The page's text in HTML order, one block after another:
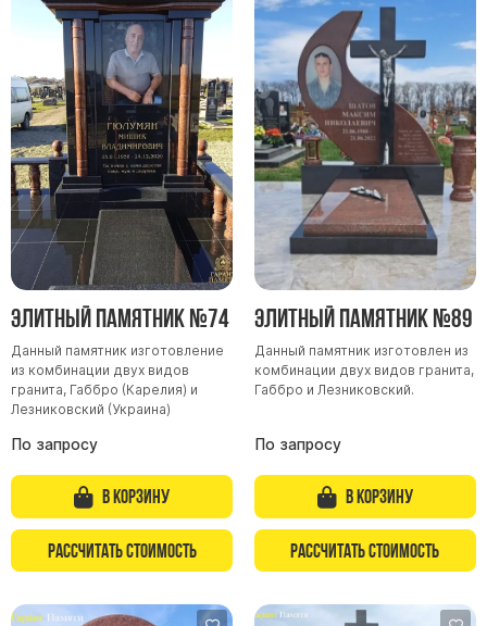
Элитный памятник №74
Данный памятник изготовление
из комбинации двух видов
гранита, Габбро (Карелия) и
Лезниковский (Украина)
По запросу
В корзину
Рассчитать стоимость
Элитный памятник №89
Данный памятник изготовлен из
комбинации двух видов гранита,
Габбро и Лезниковский.
По запросу
В корзину
Рассчитать стоимость